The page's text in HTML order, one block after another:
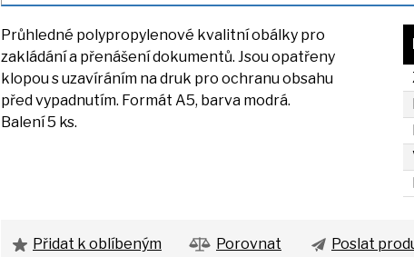
Průhledné polypropylenové kvalitní obálky pro
zakládánía přenášení dokumentů. Jsou opatřeny
klopousuzavíráním nadruk pro ochranu obsahu
před vypadnutím. Formát A5, barva modrá.
Balení5 ks.
Přidat k oblíbeným Porovnat Poslat